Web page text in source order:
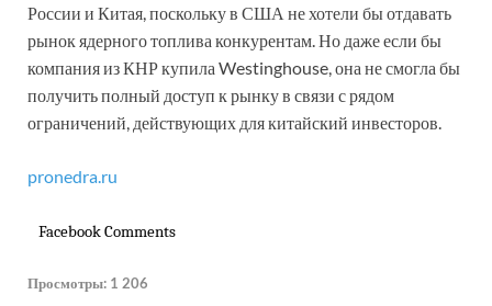
России и Китая, поскольку в США не хотели бы отдавать
рынок ядерного топлива конкурентам. Но даже если бы
компания из КНР купила Westinghouse, она не смогла бы
получить полный доступ к рынку в связи с рядом
ограничений, действующих для китайский инвесторов.
pronedra.ru
Facebook Comments
Просмотры: 1 206